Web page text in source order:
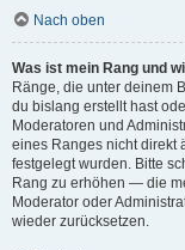
Nach oben
Was ist mein Rang und
Ränge, die unter deinem
du bislang erstellt hast
Moderatoren und
eines Ranges nicht direkt
festgelegt wurden. Bitte
Rang zu erhöhen — die
Moderator oder
wieder zurücksetzen.